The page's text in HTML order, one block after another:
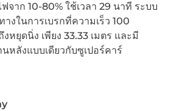
จาก 10-80% ใช้เวลา 29 นาที ระบบ
างในการเบรกที่ความเร็ว 100
หยุดนิ่ง เพียง 33.33 เมตร และมี
หลังแบบเดียวกับซูเปอร์คาร์